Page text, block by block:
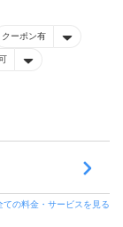
クーポン有
ての料金・サービスを見る